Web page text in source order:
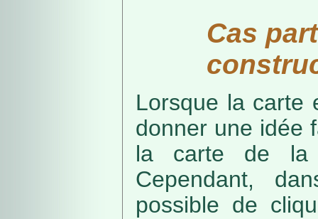
Cas
Lorsque la carte
donner une idée
la carte de la
Cependant,
possible de